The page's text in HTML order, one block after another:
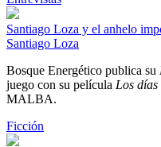
Santiago Loza y el anhelo
Santiago Loza
Bosque Energético publica su
juego con su película Los días
MALBA.
Ficción